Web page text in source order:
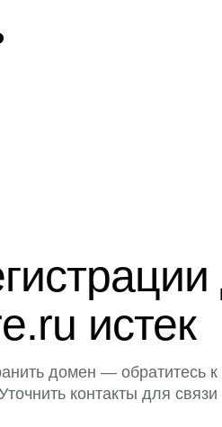
истек
домен — обратитесь
контакты для